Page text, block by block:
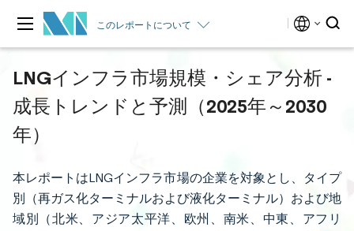
このレポートについて
LNGインフラ市場規模・シェア分析 -
成長トレンドと予測（2025年～2030
年）
本レポートはLNGインフラ市場の企業を対象とし、タイプ
別（再ガス化ターミナルおよび液化ターミナル）および地
域別（北米、アジア太平洋、欧州、南米、中東、アフリ